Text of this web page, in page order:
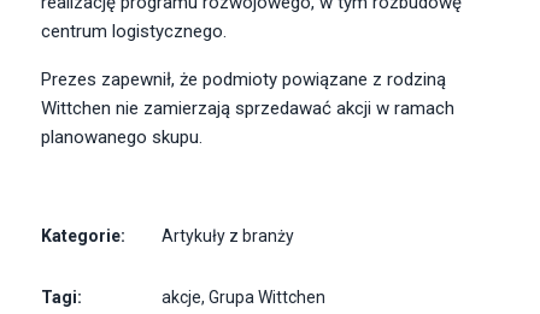
centrum logistycznego.
Prezes zapewnił, że podmioty powiązane z rodziną
Wittchen nie zamierzają sprzedawać akcji w ramach
planowanego skupu.
Kategorie: Artykuły z branży
Tagi: akcje, Grupa Wittchen